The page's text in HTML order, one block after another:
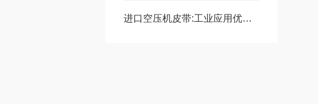
进口空压机皮带:工业应用优势分析